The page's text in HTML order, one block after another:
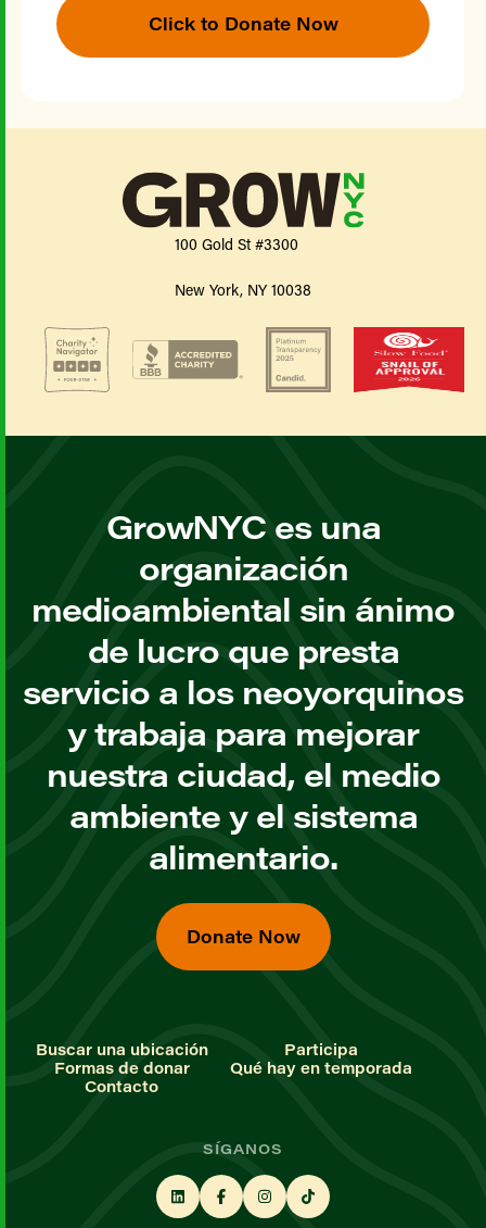
Click to Donate Now
100 Gold St #3300
New York, NY 10038
GrowNYC es una
organización
medioambiental sin ánimo
de lucro que presta
servicio a los neoyorquinos
y trabaja para mejorar
nuestra ciudad, el medio
ambiente y el sistema
alimentario.
Donate Now
Buscar una ubicación
Participa
Formas de donar
Qué hay en temporada
Contacto
SÍGANOS